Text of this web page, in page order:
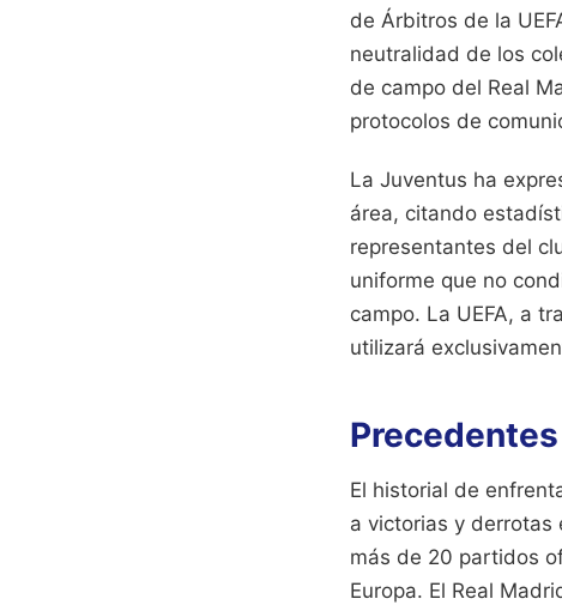
de Árbitros de la
neutralidad de los
de campo del Real
protocolos de
La Juventus ha
área, citando
representantes del
uniforme que no
campo. La UEFA, a
utilizará
El historial de
a victorias y derrotas
más de 20 partidos
Europa. El Real